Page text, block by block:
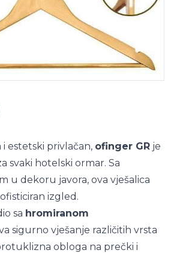
estetski privlačan, ofinger GR je
svaki hotelski ormar. Sa
u dekoru javora, ova vješalica
izgled.
sa hromiranom
sigurno vješanje različitih vrsta
obloga na prečki i